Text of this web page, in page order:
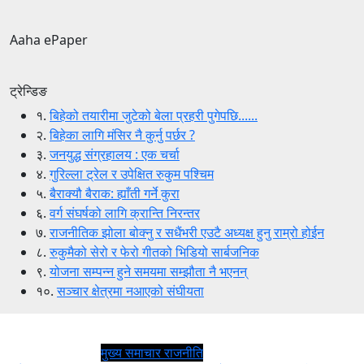
Aaha ePaper
ट्रेन्डिङ
१.बिहेको तयारीमा जुटेको बेला प्रहरी पुगेपछि......
२.बिहेका लागि मंसिर नै कुर्नु पर्छर ?
३.जनयुद्ध संग्रहालय : एक चर्चा
४.गुरिल्ला ट्रेल र उपेक्षित रुकुम पश्चिम
५.बैराक्यौ बैराक: ह्याँती गर्ने कुरा
६.वर्ग संघर्षको लागि क्रान्ति निरन्तर
७.राजनीतिक झोला बोक्नु र सधैंभरी एउटै अध्यक्ष हुनु राम्रो होईन
८.रुकुमैको सेरो र फेरो गीतको भिडियो सार्बजनिक
९.योजना सम्पन्न हुने समयमा सम्झौता नै भएनन्
१०.सञ्चार क्षेत्रमा नआएको संघीयता
मुख्य समाचारराजनीति